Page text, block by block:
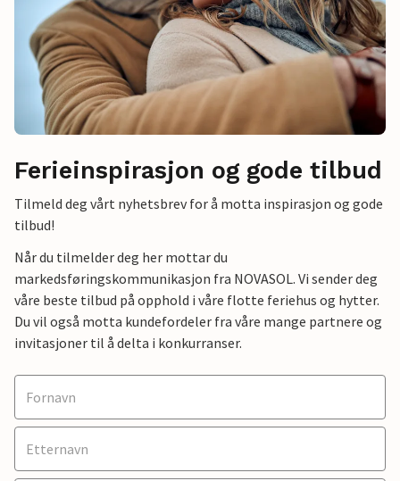
Ferieinspirasjon og gode tilbud
Tilmeld deg vårt nyhetsbrev for å motta inspirasjon og gode
tilbud!
Når du tilmelder deg her mottar du
markedsføringskommunikasjon fra NOVASOL. Vi sender deg
våre beste tilbud på opphold i våre flotte feriehus og hytter.
Du vil også motta kundefordeler fra våre mange partnere og
invitasjoner til å delta i konkurranser.